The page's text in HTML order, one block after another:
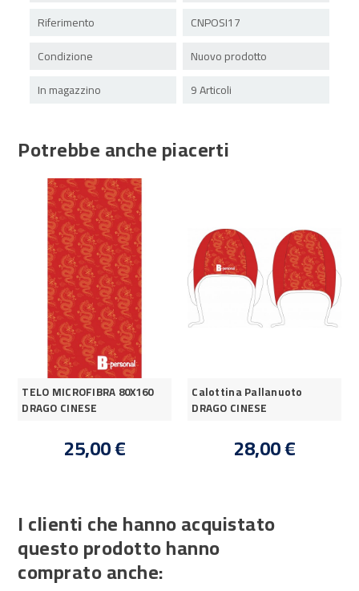
Riferimento
CNPOSI17
Condizione
Nuovo prodotto
In magazzino
9 Articoli
Potrebbe anche piacerti
TELO MICROFIBRA 80X160
DRAGO CINESE
25,00 €
Calottina Pallanuoto
DRAGO CINESE
28,00 €
I clienti che hanno acquistato
questo prodotto hanno
comprato anche: